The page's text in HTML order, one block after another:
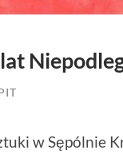
w Sępólnie